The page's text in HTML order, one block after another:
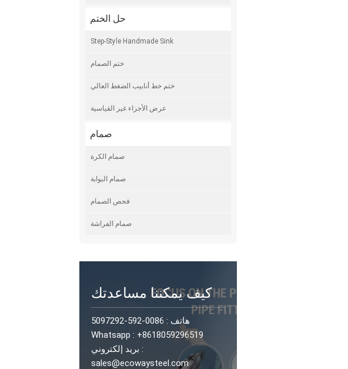
حل الختم
Step-Style Handmade Sink
ختم الصمام
ختم خط أنابيب الضغط العالي
عرض الأجزاء غير القياسية
صمام
صمام الكرة
صمام البوابة
فحص الصمام
صمام الفراشة
كيف يمكننا مساعدتك
هاتف : 0086-592-5097292
Whatsapp : +8618059296519
بريد إلكتروني :
sales@ecowaysteel.com